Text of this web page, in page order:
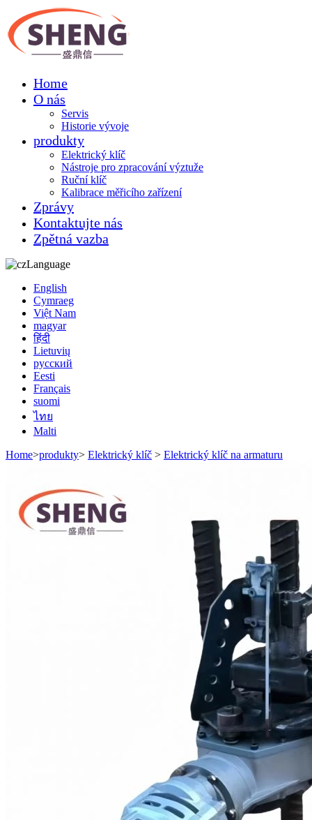
Home
O nás
Servis
Historie vývoje
produkty
Elektrický klíč
Nástroje pro zpracování výztuže
Ruční klíč
Kalibrace měřicího zařízení
Zprávy
Kontaktujte nás
Zpětná vazba
Language
English
Cymraeg
Việt Nam
magyar
हिंदी
Lietuvių
русский
Eesti
Français
suomi
ไทย
Malti
Home>produkty> Elektrický klíč > Elektrický klíč na armaturu